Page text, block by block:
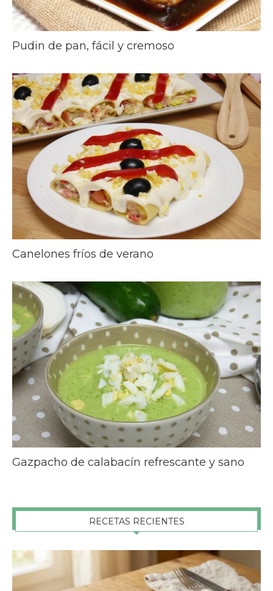
Pudin de pan, fácil y cremoso
Canelones fríos de verano
Gazpacho de calabacín refrescante y sano
RECETAS RECIENTES